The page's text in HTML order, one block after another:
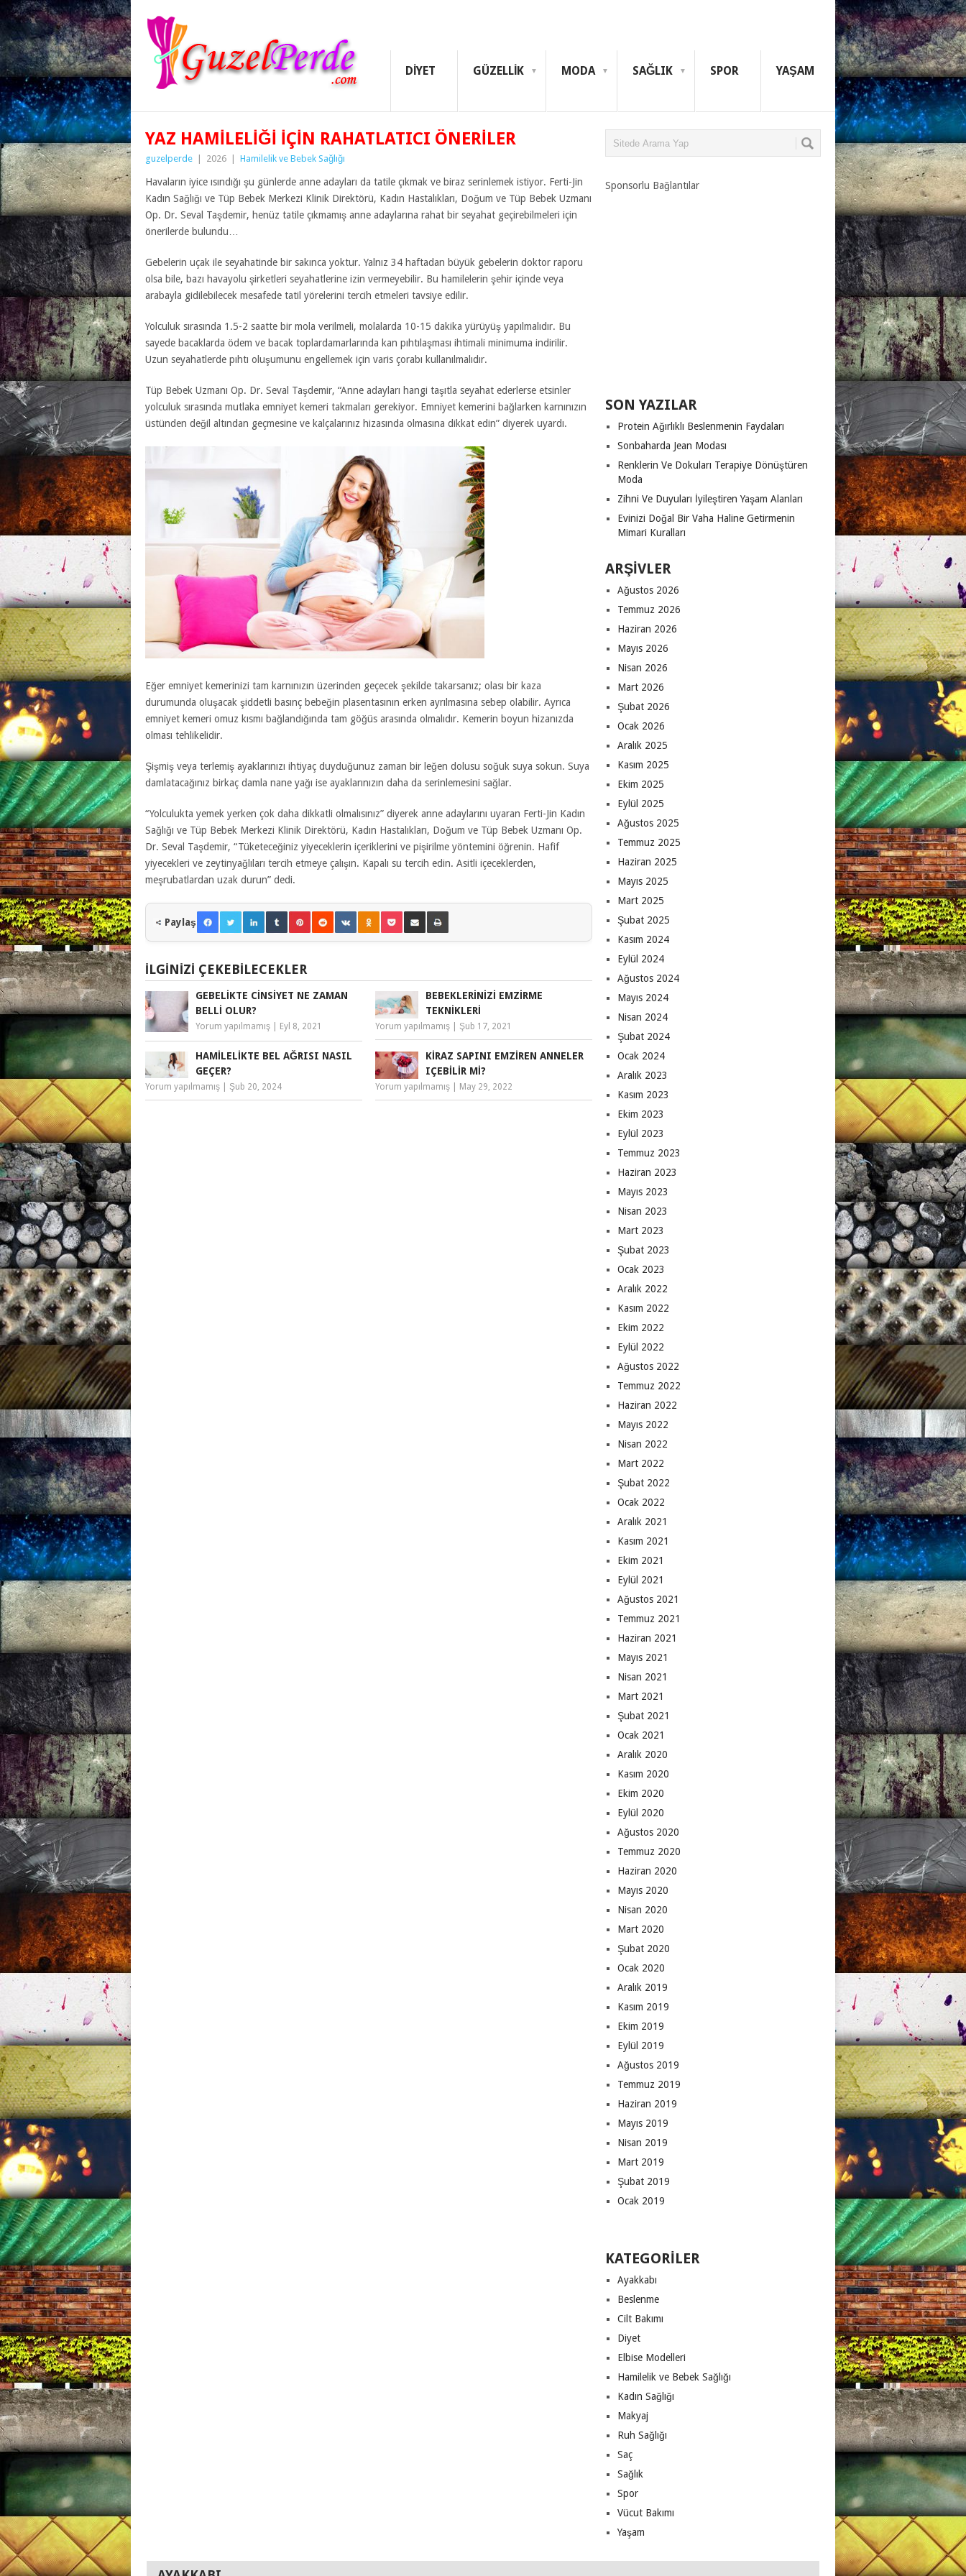
DIYET GÜZELLIK MODA SAĞLIK SPOR YAŞAM
YAZ HAMILELIĞI IÇIN RAHATLATICI ÖNERILER
guzelperde 2026 Hamilelik ve Bebek Sağlığı
Havaların iyice ısındığı şu günlerde anne adayları da tatile çıkmak ve biraz serinlemek istiyor. Ferti-Jin
Kadın Sağlığı ve Tüp Bebek Merkezi Klinik Direktörü, Kadın Hastalıkları, Doğum ve Tüp Bebek Uzmanı
Op. Dr. Seval Taşdemir, henüz tatile çıkmamış anne adaylarına rahat bir seyahat geçirebilmeleri için
önerilerde bulundu…
Gebelerin uçak ile seyahatinde bir sakınca yoktur. Yalnız 34 haftadan büyük gebelerin doktor raporu
olsa bile, bazı havayolu şirketleri seyahatlerine izin vermeyebilir. Bu hamilelerin şehir içinde veya
arabayla gidilebilecek mesafede tatil yörelerini tercih etmeleri tavsiye edilir.
Yolculuk sırasında 1.5-2 saatte bir mola verilmeli, molalarda 10-15 dakika yürüyüş yapılmalıdır. Bu
sayede bacaklarda ödem ve bacak toplardamarlarında kan pıhtılaşması ihtimali minimuma indirilir.
Uzun seyahatlerde pıhtı oluşumunu engellemek için varis çorabı kullanılmalıdır.
Tüp Bebek Uzmanı Op. Dr. Seval Taşdemir, “Anne adayları hangi taşıtla seyahat ederlerse etsinler
yolculuk sırasında mutlaka emniyet kemeri takmaları gerekiyor. Emniyet kemerini bağlarken karnınızın
üstünden değil altından geçmesine ve kalçalarınız hizasında olmasına dikkat edin” diyerek uyardı.
Eğer emniyet kemerinizi tam karnınızın üzerinden geçecek şekilde takarsanız; olası bir kaza
durumunda oluşacak şiddetli basınç bebeğin plasentasının erken ayrılmasına sebep olabilir. Ayrıca
emniyet kemeri omuz kısmı bağlandığında tam göğüs arasında olmalıdır. Kemerin boyun hizanızda
olması tehlikelidir.
Şişmiş veya terlemiş ayaklarınızı ihtiyaç duyduğunuz zaman bir leğen dolusu soğuk suya sokun. Suya
damlatacağınız birkaç damla nane yağı ise ayaklarınızın daha da serinlemesini sağlar.
“Yolculukta yemek yerken çok daha dikkatli olmalısınız” diyerek anne adaylarını uyaran Ferti-Jin Kadın
Sağlığı ve Tüp Bebek Merkezi Klinik Direktörü, Kadın Hastalıkları, Doğum ve Tüp Bebek Uzmanı Op.
Dr. Seval Taşdemir, “Tüketeceğiniz yiyeceklerin içeriklerini ve pişirilme yöntemini öğrenin. Hafif
yiyecekleri ve zeytinyağlıları tercih etmeye çalışın. Kapalı su tercih edin. Asitli içeceklerden,
meşrubatlardan uzak durun” dedi.
Paylaş
İLGINIZI ÇEKEBILECEKLER
GEBELIKTE CINSIYET NE ZAMAN
BELLI OLUR?
Yorum yapılmamış Eyl 8, 2021
BEBEKLERINIZI EMZIRME
TEKNIKLERI
Yorum yapılmamış Şub 17, 2021
HAMILELIKTE BEL AĞRISI NASIL
GEÇER?
Yorum yapılmamış Şub 20, 2024
KIRAZ SAPINI EMZIREN ANNELER
IÇEBILIR MI?
Yorum yapılmamış May 29, 2022
Sponsorlu Bağlantılar
SON YAZILAR
Protein Ağırlıklı Beslenmenin Faydaları
Sonbaharda Jean Modası
Renklerin Ve Dokuları Terapiye Dönüştüren
Moda
Zihni Ve Duyuları İyileştiren Yaşam Alanları
Evinizi Doğal Bir Vaha Haline Getirmenin
Mimari Kuralları
ARŞIVLER
Ağustos 2026
Temmuz 2026
Haziran 2026
Mayıs 2026
Nisan 2026
Mart 2026
Şubat 2026
Ocak 2026
Aralık 2025
Kasım 2025
Ekim 2025
Eylül 2025
Ağustos 2025
Temmuz 2025
Haziran 2025
Mayıs 2025
Mart 2025
Şubat 2025
Kasım 2024
Eylül 2024
Ağustos 2024
Mayıs 2024
Nisan 2024
Şubat 2024
Ocak 2024
Aralık 2023
Kasım 2023
Ekim 2023
Eylül 2023
Temmuz 2023
Haziran 2023
Mayıs 2023
Nisan 2023
Mart 2023
Şubat 2023
Ocak 2023
Aralık 2022
Kasım 2022
Ekim 2022
Eylül 2022
Ağustos 2022
Temmuz 2022
Haziran 2022
Mayıs 2022
Nisan 2022
Mart 2022
Şubat 2022
Ocak 2022
Aralık 2021
Kasım 2021
Ekim 2021
Eylül 2021
Ağustos 2021
Temmuz 2021
Haziran 2021
Mayıs 2021
Nisan 2021
Mart 2021
Şubat 2021
Ocak 2021
Aralık 2020
Kasım 2020
Ekim 2020
Eylül 2020
Ağustos 2020
Temmuz 2020
Haziran 2020
Mayıs 2020
Nisan 2020
Mart 2020
Şubat 2020
Ocak 2020
Aralık 2019
Kasım 2019
Ekim 2019
Eylül 2019
Ağustos 2019
Temmuz 2019
Haziran 2019
Mayıs 2019
Nisan 2019
Mart 2019
Şubat 2019
Ocak 2019
KATEGORILER
Ayakkabı
Beslenme
Cilt Bakımı
Diyet
Elbise Modelleri
Hamilelik ve Bebek Sağlığı
Kadın Sağlığı
Makyaj
Ruh Sağlığı
Saç
Sağlık
Spor
Vücut Bakımı
Yaşam